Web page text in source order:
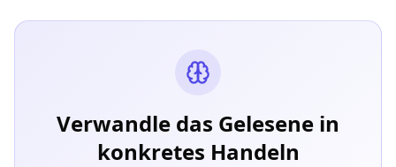
Verwandle das Gelesene in
konkretes Handeln